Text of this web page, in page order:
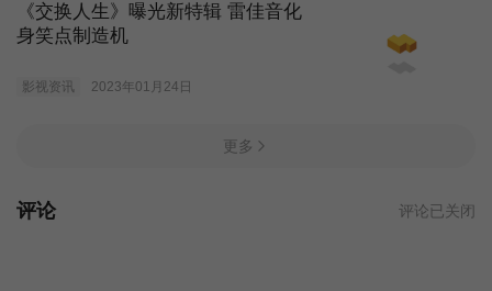
《交换人生》曝光新特辑 雷佳音化
身笑点制造机
影视资讯 2023年01月24日
更多
评论 评论已关闭